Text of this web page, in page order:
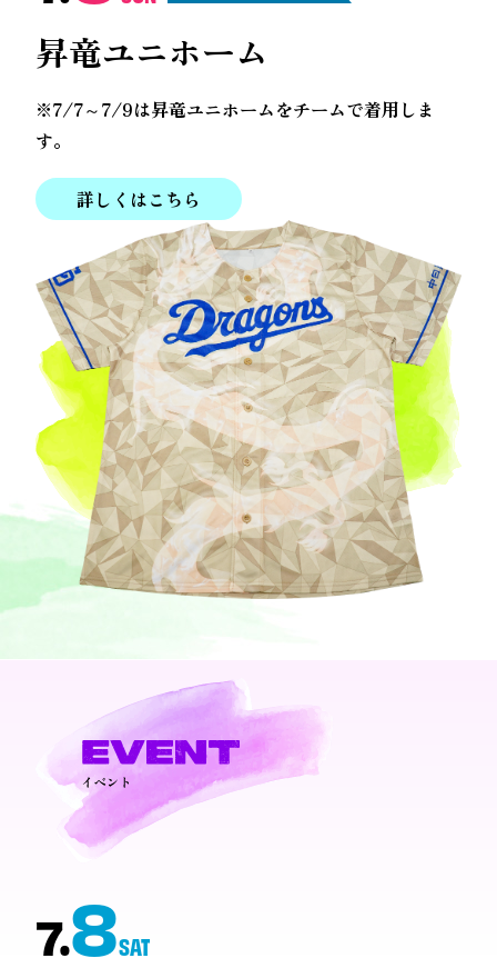
昇竜ユニホーム
※7/7～7/9は昇竜ユニホームをチームで着用しま
す。
詳しくはこちら
7.8SAT